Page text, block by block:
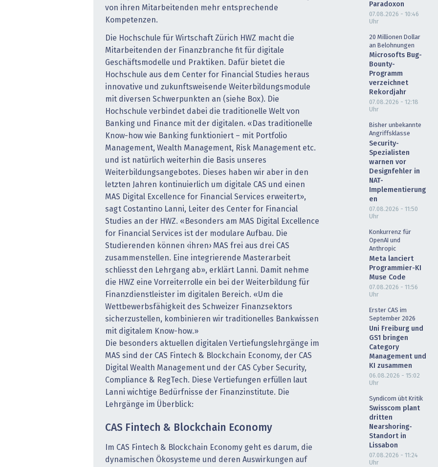
von ihren Mitarbeitenden mehr entsprechende
Kompetenzen.
Die Hochschule für Wirtschaft Zürich HWZ macht die
Mitarbeitenden der Finanzbranche fit für digitale
Geschäftsmodelle und Praktiken. Dafür bietet die
Hochschule aus dem Center for Financial Studies heraus
innovative und zukunftsweisende Weiterbildungsmodule
mit diversen Schwerpunkten an (siehe Box). Die
Hochschule verbindet dabei die traditionelle Welt von
Banking und Finance mit der digitalen. «Das traditionelle
Know-how wie Banking funktioniert – mit Portfolio
Management, Wealth Management, Risk Management etc.
und ist natürlich weiterhin die Basis unseres
Weiterbildungsangebotes. Dieses haben wir aber in den
letzten Jahren kontinuierlich um digitale CAS und einen
MAS Digital Excellence for Financial Services erweitert»,
sagt Costantino Lanni, Leiter des Center for Financial
Studies an der HWZ. «Besonders am MAS Digital Excellence
for Financial Services ist der modulare Aufbau. Die
Studierenden können ‹ihren› MAS frei aus drei CAS
zusammenstellen. Eine integrierende Masterarbeit
schliesst den Lehrgang ab», erklärt Lanni. Damit nehme
die HWZ eine Vorreiterrolle ein bei der Weiterbildung für
Finanzdienstleister im digitalen Bereich. «Um die
Wettbewerbsfähigkeit des Schweizer Finanzsektors
sicherzustellen, kombinieren wir traditionelles Bankwissen
mit digitalem Know-how.»
Die besonders aktuellen digitalen Vertiefungslehrgänge im
MAS sind der CAS Fintech & Blockchain Economy, der CAS
Digital Wealth Management und der CAS Cyber Security,
Compliance & RegTech. Diese Vertiefungen erfüllen laut
Lanni wichtige Bedürfnisse der Finanzinstitute. Die
Lehrgänge im Überblick:
CAS Fintech & Blockchain Economy
Im CAS Fintech & Blockchain Economy geht es darum, die
dynamischen Ökosysteme und deren Auswirkungen auf
Paradoxon
07.08.2026 - 10:46
Uhr
20 Millionen Dollar
an Belohnungen
Microsofts Bug-
Bounty-
Programm
verzeichnet
Rekordjahr
07.08.2026 - 12:18
Uhr
Bisher unbekannte
Angriffsklasse
Security-
Spezialisten
warnen vor
Designfehler in
NAT-
Implementierung
en
07.08.2026 - 11:50
Uhr
Konkurrenz für
OpenAI und
Anthropic
Meta lanciert
Programmier-KI
Muse Code
07.08.2026 - 11:56
Uhr
Erster CAS im
September 2026
Uni Freiburg und
GS1 bringen
Category
Management und
KI zusammen
06.08.2026 - 15:02
Uhr
Syndicom übt Kritik
Swisscom plant
dritten
Nearshoring-
Standort in
Lissabon
07.08.2026 - 11:24
Uhr